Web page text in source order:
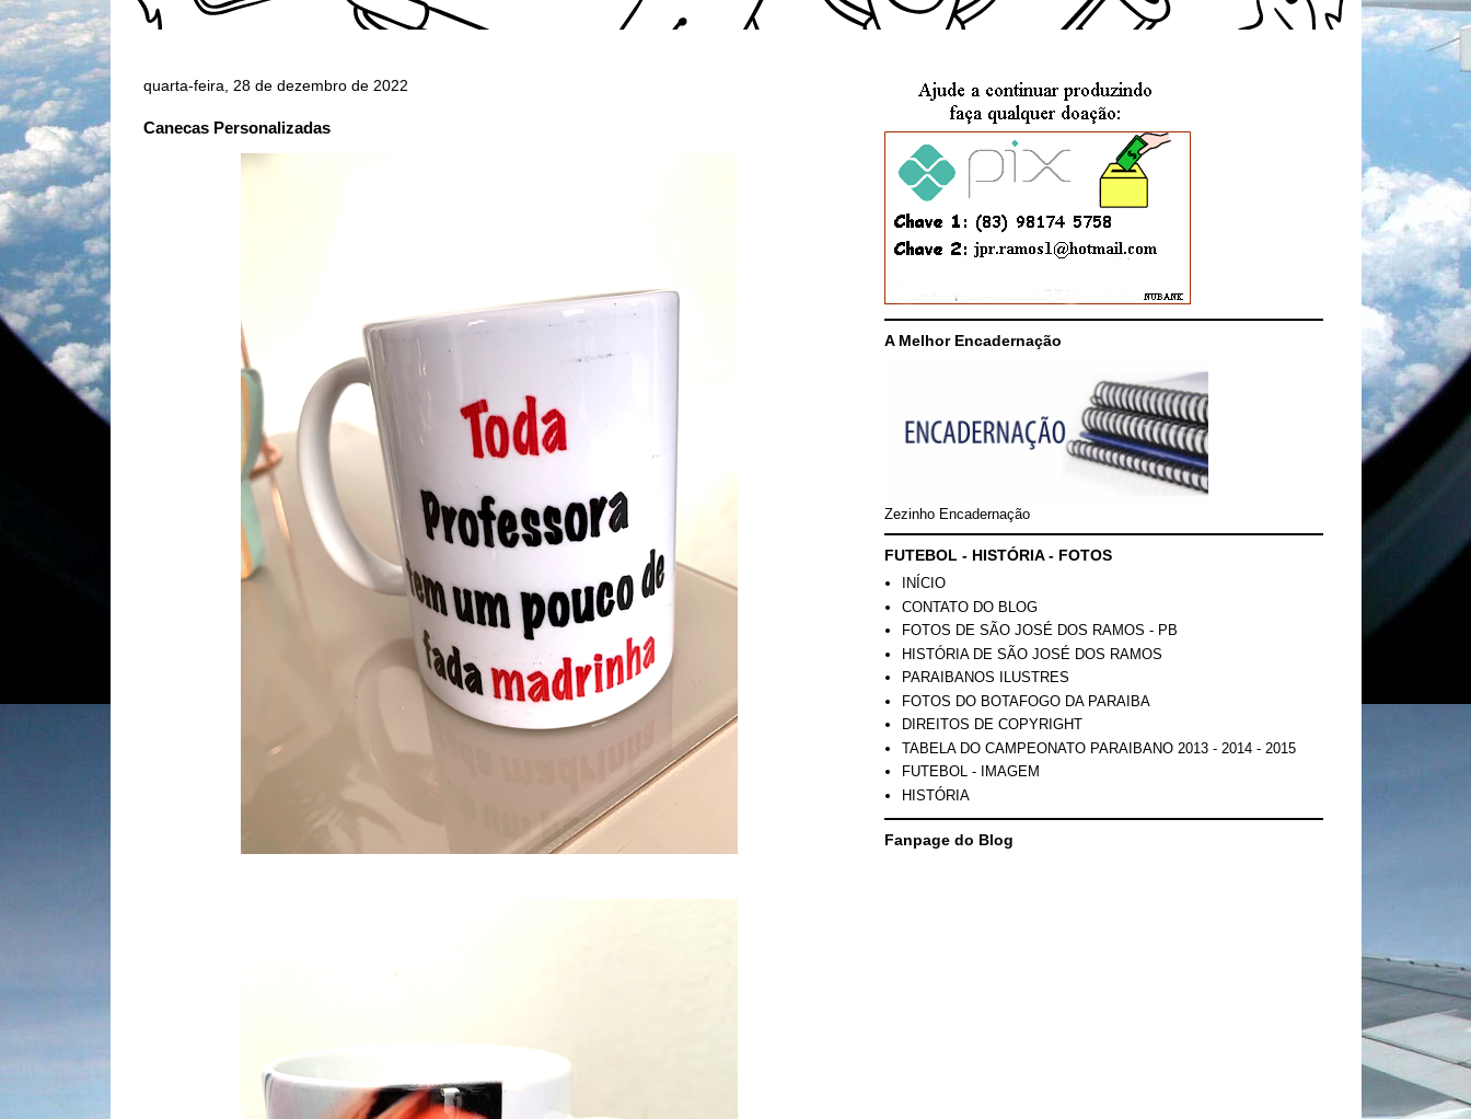
quarta-feira, 28 de dezembro de 2022
Canecas Personalizadas
A Melhor Encadernação
Zezinho Encadernação
FUTEBOL - HISTÓRIA - FOTOS
INÍCIO
CONTATO DO BLOG
FOTOS DE SÃO JOSÉ DOS RAMOS - PB
HISTÓRIA DE SÃO JOSÉ DOS RAMOS
PARAIBANOS ILUSTRES
FOTOS DO BOTAFOGO DA PARAIBA
DIREITOS DE COPYRIGHT
TABELA DO CAMPEONATO PARAIBANO 2013 - 2014 - 2015
FUTEBOL - IMAGEM
HISTÓRIA
Fanpage do Blog